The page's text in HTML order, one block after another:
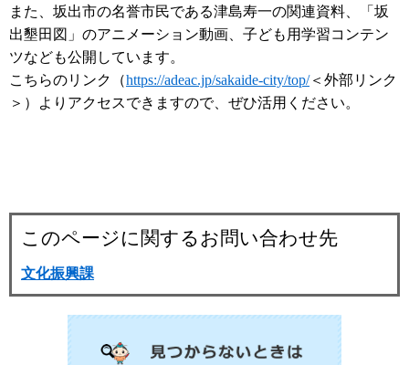
また、坂出市の名誉市民である津島寿一の関連資料、「坂
出墾田図」のアニメーション動画、子ども用学習コンテン
ツなども公開しています。
こちらのリンク（https://adeac.jp/sakaide-city/top/＜外部リンク
＞ ）よりアクセスできますので、ぜひ活用ください。
このページに関するお問い合わせ先
文化振興課